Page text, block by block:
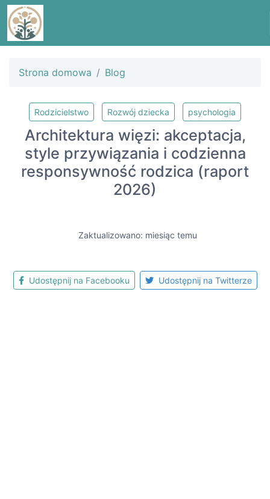
Strona domowa Blog
Rodzicielstwo Rozwój dziecka psychologia
Architektura więzi: akceptacja,
style przywiązania i codzienna
responsywność rodzica (raport
2026)
Zaktualizowano: miesiąc temu
Udostępnij na Facebooku Udostępnij na Twitterze